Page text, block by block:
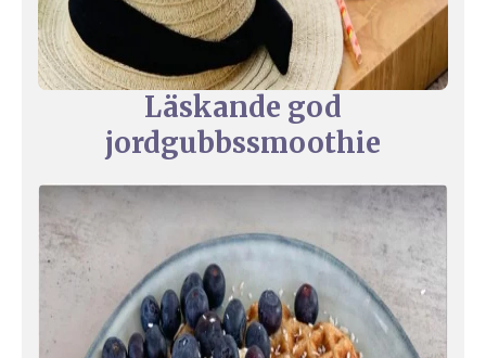
Läskande god
jordgubbssmoothie